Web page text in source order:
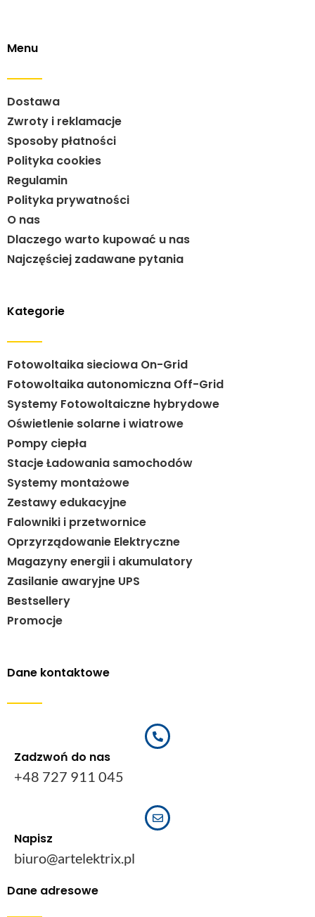
Menu
Dostawa
Zwroty i reklamacje
Sposoby płatności
Polityka cookies
Regulamin
Polityka prywatności
O nas
Dlaczego warto kupować u nas
Najczęściej zadawane pytania
Kategorie
Fotowoltaika sieciowa On-Grid
Fotowoltaika autonomiczna Off-Grid
Systemy Fotowoltaiczne hybrydowe
Oświetlenie solarne i wiatrowe
Pompy ciepła
Stacje Ładowania samochodów
Systemy montażowe
Zestawy edukacyjne
Falowniki i przetwornice
Oprzyrządowanie Elektryczne
Magazyny energii i akumulatory
Zasilanie awaryjne UPS
Bestsellery
Promocje
Dane kontaktowe
Zadzwoń do nas
+48 727 911 045
Napisz
biuro@artelektrix.pl
Dane adresowe